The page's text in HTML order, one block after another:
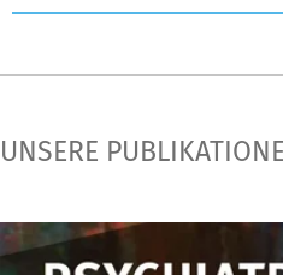
UNSERE